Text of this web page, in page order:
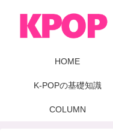
HOME
K-POPの基礎知識
COLUMN